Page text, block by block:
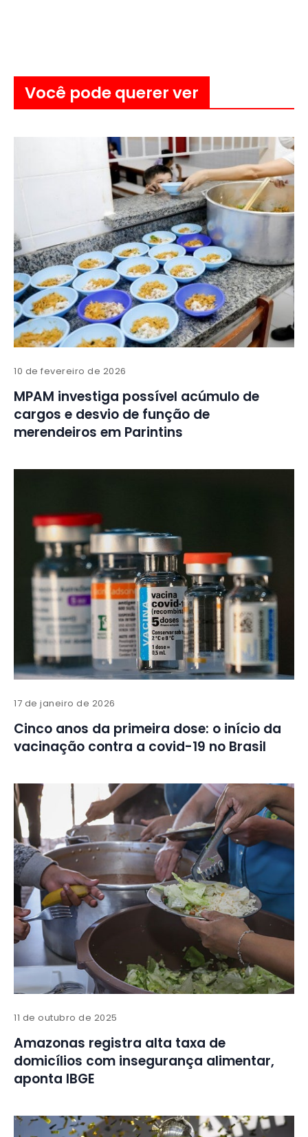
Você pode querer ver
10 de fevereiro de 2026
MPAM investiga possível acúmulo de
cargos e desvio de função de
merendeiros em Parintins
17 de janeiro de 2026
Cinco anos da primeira dose: o início da
vacinação contra a covid-19 no Brasil
11 de outubro de 2025
Amazonas registra alta taxa de
domicílios com insegurança alimentar,
aponta IBGE